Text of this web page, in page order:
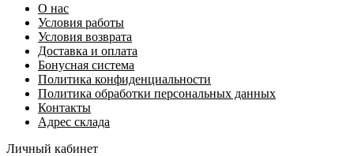
О нас
Условия работы
Условия возврата
Доставка и оплата
Бонусная система
Политика конфиденциальности
Политика обработки персональных данных
Контакты
Адрес склада
Личный кабинет